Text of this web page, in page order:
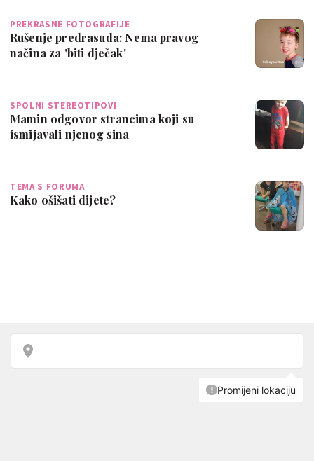
PREKRASNE FOTOGRAFIJE
Rušenje predrasuda: Nema pravog
načina za 'biti dječak'
SPOLNI STEREOTIPOVI
Mamin odgovor strancima koji su
ismijavali njenog sina
TEMA S FORUMA
Kako ošišati dijete?